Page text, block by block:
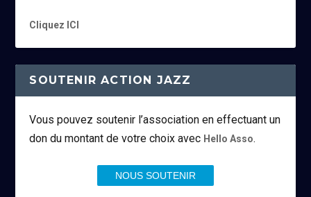
Cliquez ICI
SOUTENIR ACTION JAZZ
Vous pouvez soutenir l’association en effectuant un
don du montant de votre choix avec Hello Asso.
NOUS SOUTENIR